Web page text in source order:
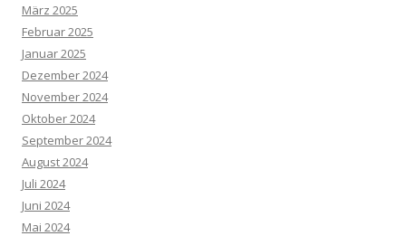
März 2025
Februar 2025
Januar 2025
Dezember 2024
November 2024
Oktober 2024
September 2024
August 2024
Juli 2024
Juni 2024
Mai 2024